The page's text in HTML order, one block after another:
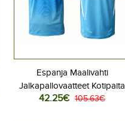
Espanja Maalivahti
Jalkapallovaatteet Kotipaita
MM-kisat 2026 Lyhythihainen
42.25€ 105.63€